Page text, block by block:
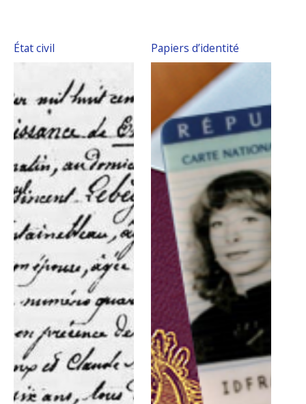
État civil Papiers d’identité